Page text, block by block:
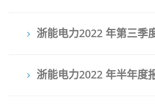
浙能电力2022 年第三季
浙能电力2022 年半年度